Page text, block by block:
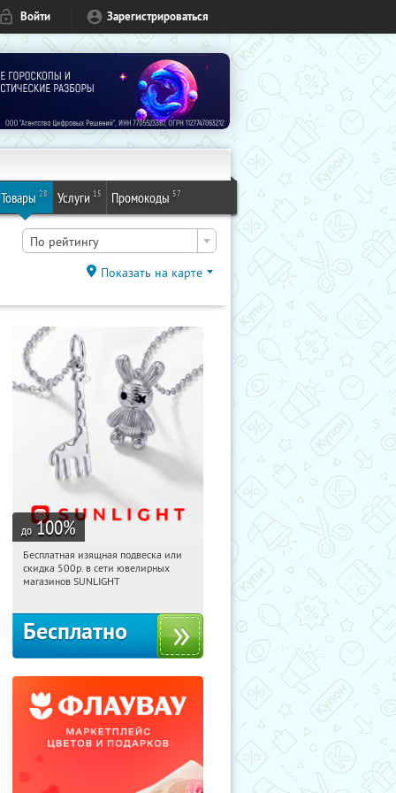
Войти Зарегистрироваться
Товары 28 Услуги 15 Промокоды 57
По рейтингу
Показать на карте
до 100%
07:36:22 Получили:
Россия
Бесплатная изящная подвеска или
скидка 500р. в сети ювелирных
магазинов SUNLIGHT
Бесплатно